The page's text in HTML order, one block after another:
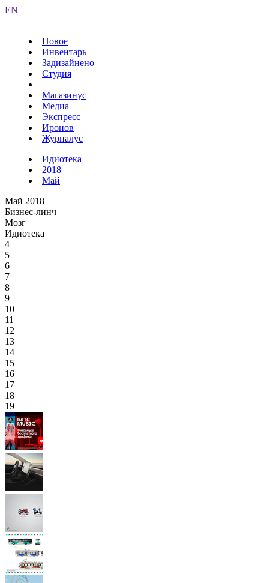
EN
Новое
Инвентарь
Задизайнено
Студия
Магазинус
Медиа
Экспресс
Иронов
Журналус
Идиотека
2018
Май
Май 2018
Бизнес-линч
Мозг
Идиотека
4
5
6
7
8
9
10
11
12
13
14
15
16
17
18
19